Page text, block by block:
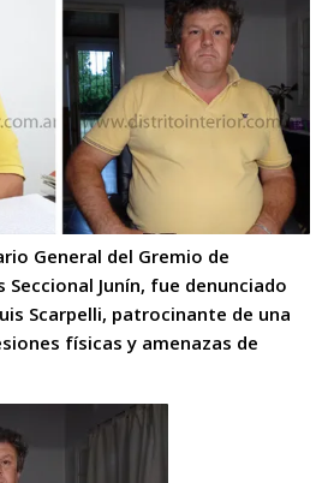
General del Gremio de
Seccional Junín, fue denunciado
Scarpelli, patrocinante de una
físicas y amenazas de